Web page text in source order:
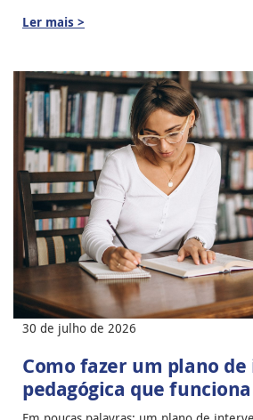
Ler mais >
30 de julho de 2026
Como fazer um plano
pedagógica que funciona